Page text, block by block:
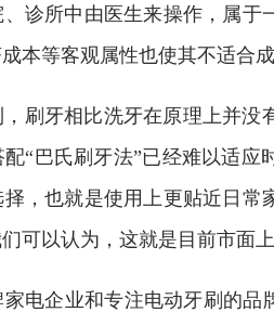
诊所中由医生来操作，属于
本等客观属性也使其不适合
牙相比洗牙在原理上并没
“巴氏刷牙法”已经难以适
，也就是使用上更贴近日常
可以认为，这就是目前市面
企业和专注电动牙刷的品